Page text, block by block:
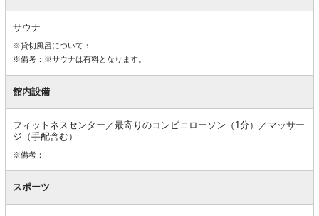
サウナ
※貸切風呂について：
※備考：※サウナは有料となります。
館内設備
フィットネスセンター／最寄りのコンビニローソン（1分）／マッサー
ジ（手配含む）
※備考：
スポーツ